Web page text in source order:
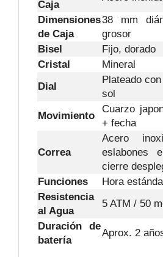
Caja
Dimensiones
de Caja
38 mm
grosor
Bisel
Fijo, dorado
Cristal
Mineral
Dial
Plateado
sol
Movimiento
Cuarzo
+ fecha
Correa
Acero
eslabones
cierre
Funciones
Hora
Resistencia
al Agua
5 ATM / 50
Duración de
batería
Aprox. 2